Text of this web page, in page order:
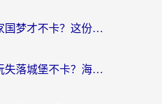
在意大利，怎么玩家国梦才不卡？这份终极加速指南请收好
美国用什么加速器玩失落城堡不卡？海外党亲测有效的国服游戏加速指南